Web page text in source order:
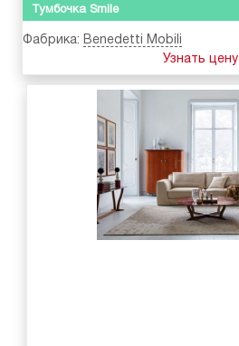
Тумбочка Smile
Фабрика: Benedetti Mobili
Узнать цену